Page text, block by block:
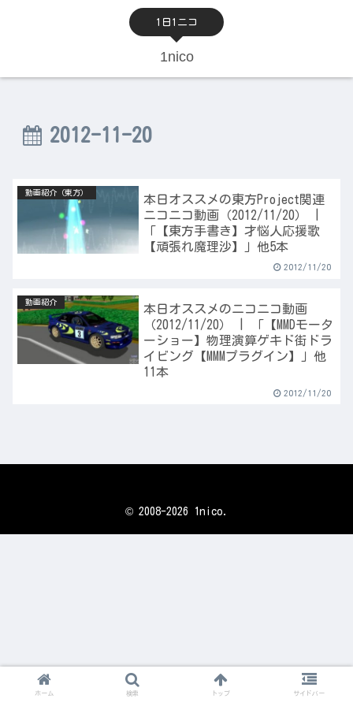
1日1ニコ
1nico
2012-11-20
動画紹介（東方）
本日オススメの東方Project関連
ニコニコ動画（2012/11/20） |
「【東方手書き】才悩人応援歌
【頑張れ魔理沙】」他5本
2012/11/20
動画紹介
本日オススメのニコニコ動画
（2012/11/20） | 「【MMDモータ
ーショー】物理演算ゲキド街ドラ
イビング【MMMプラグイン】」他
11本
2012/11/20
© 2008-2026 1nico.
ホーム 検索 トップ サイドバー